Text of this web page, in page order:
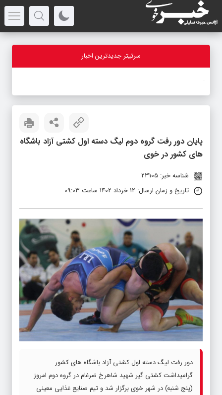
سرتیتر جدیدترین اخبار
پایان دور رفت گروه دوم لیگ دسته اول کشتی آزاد باشگاه
های کشور در خوی
شناسه خبر: 23105
تاریخ و زمان ارسال: 12 خرداد 1402 ساعت 09:03
دور رفت لیگ دسته اول کشتی آزاد باشگاه های کشور
گرامیداشت کشتی گیر شهید شاهرخ ضرغام در گروه دوم امروز
(پنج شنبه) در شهر خوی برگزار شد و تیم صنایع غذایی معینی